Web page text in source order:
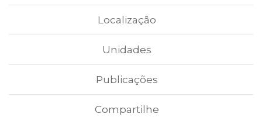
Localização
Unidades
Publicações
Compartilhe